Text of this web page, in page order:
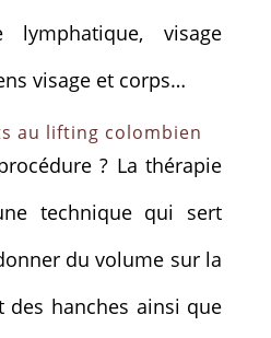
lymphatique, visage
visage et corps…
au lifting colombien
? La thérapie
technique qui sert
du volume sur la
des hanches ainsi que